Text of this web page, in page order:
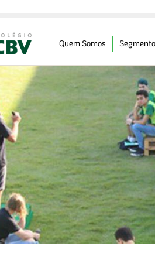
Quem Somos